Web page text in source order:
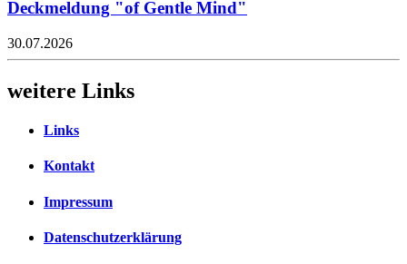
Deckmeldung "of Gentle Mind"
30.07.2026
weitere Links
Links
Kontakt
Impressum
Datenschutzerklärung